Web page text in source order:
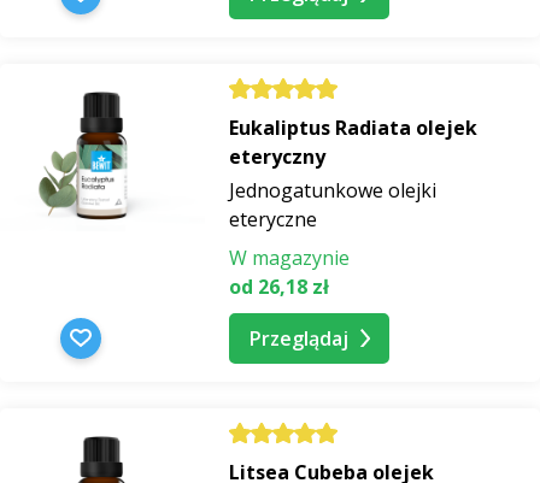
Eukaliptus Radiata olejek
eteryczny
Jednogatunkowe olejki
eteryczne
W magazynie
od 26,18 zł
Przeglądaj
Litsea Cubeba olejek